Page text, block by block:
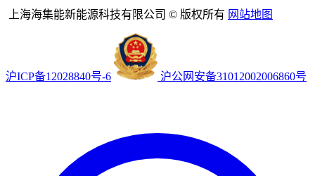
上海海集能新能源科技有限公司 © 版权所有 网站地图
沪ICP备12028840号-6 沪公网安备31012002006860号